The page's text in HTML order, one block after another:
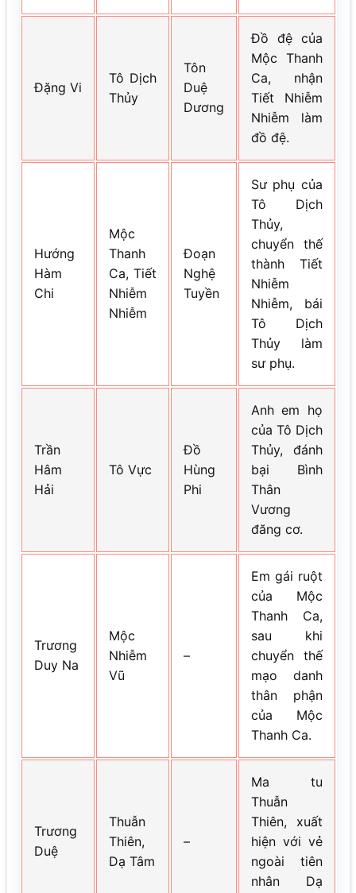
Đặng Vi
Tô Dịch
Thủy
Tôn
Duệ
Dương
Đồ đệ của
Mộc Thanh
Ca, nhận
Tiết Nhiễm
Nhiễm làm
đồ đệ.
Hướng
Hàm
Chi
Mộc
Thanh
Ca, Tiết
Nhiễm
Nhiễm
Đoạn
Nghệ
Tuyền
Sư phụ của
Tô Dịch
Thủy,
chuyển thế
thành Tiết
Nhiễm
Nhiễm, bái
Tô Dịch
Thủy làm
sư phụ.
Trần
Hâm
Hải
Tô Vực
Đồ
Hùng
Phi
Anh em họ
của Tô Dịch
Thủy, đánh
bại Bình
Thân
Vương
đăng cơ.
Trương
Duy Na
Mộc
Nhiễm
Vũ
–
Em gái ruột
của Mộc
Thanh Ca,
sau khi
chuyển thế
mạo danh
thân phận
của Mộc
Thanh Ca.
Trương
Duệ
Thuẫn
Thiên,
Dạ Tâm
–
Ma tu
Thuẫn
Thiên, xuất
hiện với vẻ
ngoài tiên
nhân Dạ